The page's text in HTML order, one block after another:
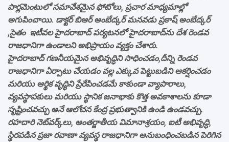
పార్లమెంటులో సమావేశమైన ఫోటోలు, ప్రచార మాధ్యమాల్లో
అగుపించాయి. డాక్టర్ బిఆర్ అంబేద్కర్ మనవడు ప్రకాష్ అంబేద్కర్
,సైతం ఇటీవల హైదరాబాద్ పర్యటనలో హైదరాబాద్‌ను దేశ రెండవ
రాజధానిగా ఉండాలని అభిప్రాయం వ్యక్తం చేశారు.
హైదరాబాద్ గణనీయమైన అభివృద్ధిని సాధించడం,దీన్ని రెండవ
రాజధానిగా ఏర్పాటు చేయడం వల్ల ఎక్కువ పెట్టుబడిని ఆకర్షించడం
మరియు ఆర్థిక వృద్ధిని ప్రేరేపించడమే కాకుండా వ్యాపారాలు,
వ్యవస్థాపకులు మరియు స్థానిక జనాభాకు కొత్త అవకాశాలను కూడా
సృష్టించవచ్చు అనే ఆలోచన కేంద్ర ప్రభుత్వానికి ఉండి ఉండవచ్చు.
రహదారి నెట్‌వర్క్‌లు, అంతర్జాతీయ విమానాశ్రయం, ఐటీ అభివృద్ధి,
స్థిరపడిన ప్రజా రవాణా వ్యవస్థ రాజధానిగా అనుబంధించబడిన పెరిగిన